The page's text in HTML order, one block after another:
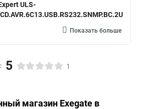
ULS-
Показать больше
5 1
магазин Exegate в